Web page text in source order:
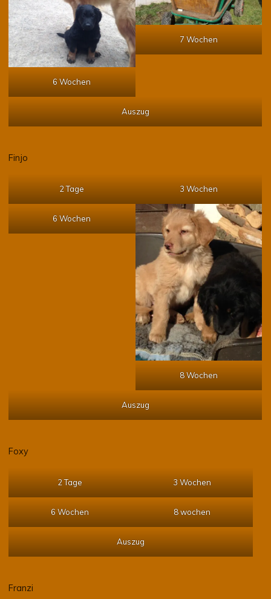
6 Wochen
7 Wochen
Auszug
Finjo
2 Tage 3 Wochen
6 Wochen
8 Wochen
Auszug
Foxy
2 Tage 3 Wochen
6 Wochen 8 wochen
Auszug
Franzi